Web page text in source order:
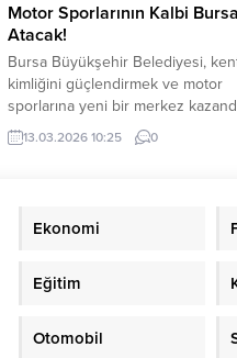
Motor Sporlarının Kalbi
Atacak!
Bursa Büyükşehir Belediyesi,
kimliğini güçlendirmek ve motor
sporlarına yeni bir merkez
amacıyla bir projeyi daha hayata
geçiriyor. Osmangazi’nin
Toplam 160 dönümlük alan
farklı...
13.03.2026 10:25 0
Ekonomi
Eğitim
Otomobil